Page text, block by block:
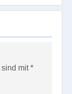
sind mit*